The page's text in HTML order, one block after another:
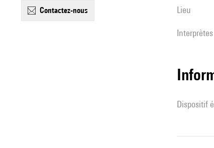
contactez-nous lieu
interprètes
Dispositif